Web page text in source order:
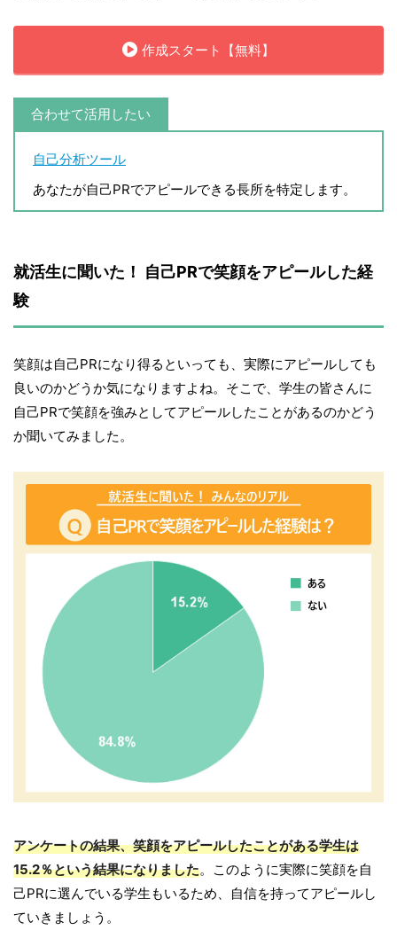
作成スタート【無料】
合わせて活用したい
自己分析ツール
あなたが自己PRでアピールできる長所を特定します。
就活生に聞いた！ 自己PRで笑顔をアピールした経
験
笑顔は自己PRになり得るといっても、実際にアピールしても
良いのかどうか気になりますよね。そこで、学生の皆さんに
自己PRで笑顔を強みとしてアピールしたことがあるのかどう
か聞いてみました。
アンケートの結果、笑顔をアピールしたことがある学生は
15.2％という結果になりました。このように実際に笑顔を自
己PRに選んでいる学生もいるため、自信を持ってアピールし
ていきましょう。